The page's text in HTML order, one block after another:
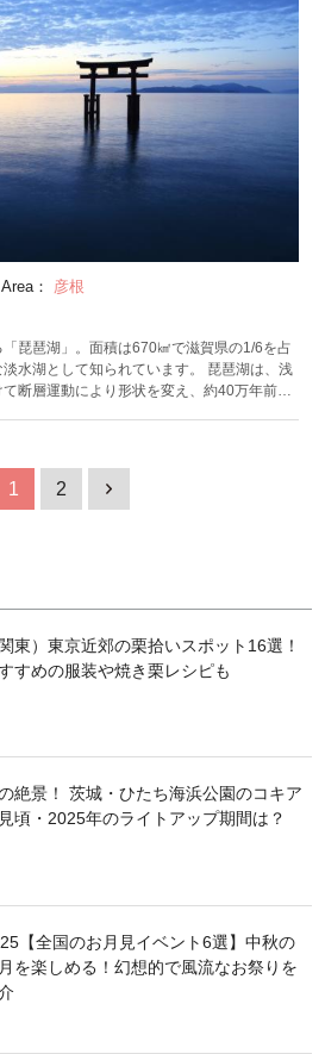
の制作体験も可能
Area： 彦根
琵琶湖」。面積は670㎢で滋賀県の1/6を占
水湖として知られています。 琵琶湖は、浅
断層運動により形状を変え、約40万年前に
む人も多く、自然の中で楽しめるアクティ
1 2 1
関東）東京近郊の栗拾いスポット16選！
すめの服装や焼き栗レシピも
絶景！ 茨城・ひたち海浜公園のコキア
頃・2025年のライトアップ期間は？
【全国のお月見イベント6選】中秋の
を楽しめる！幻想的で風流なお祭りを